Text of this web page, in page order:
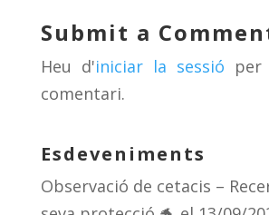
y d
s
a
m
ar
te
ix
Submit a
Heu d'iniciar la sessió per
comentari.
Esdeveniments
Observació de cetacis –